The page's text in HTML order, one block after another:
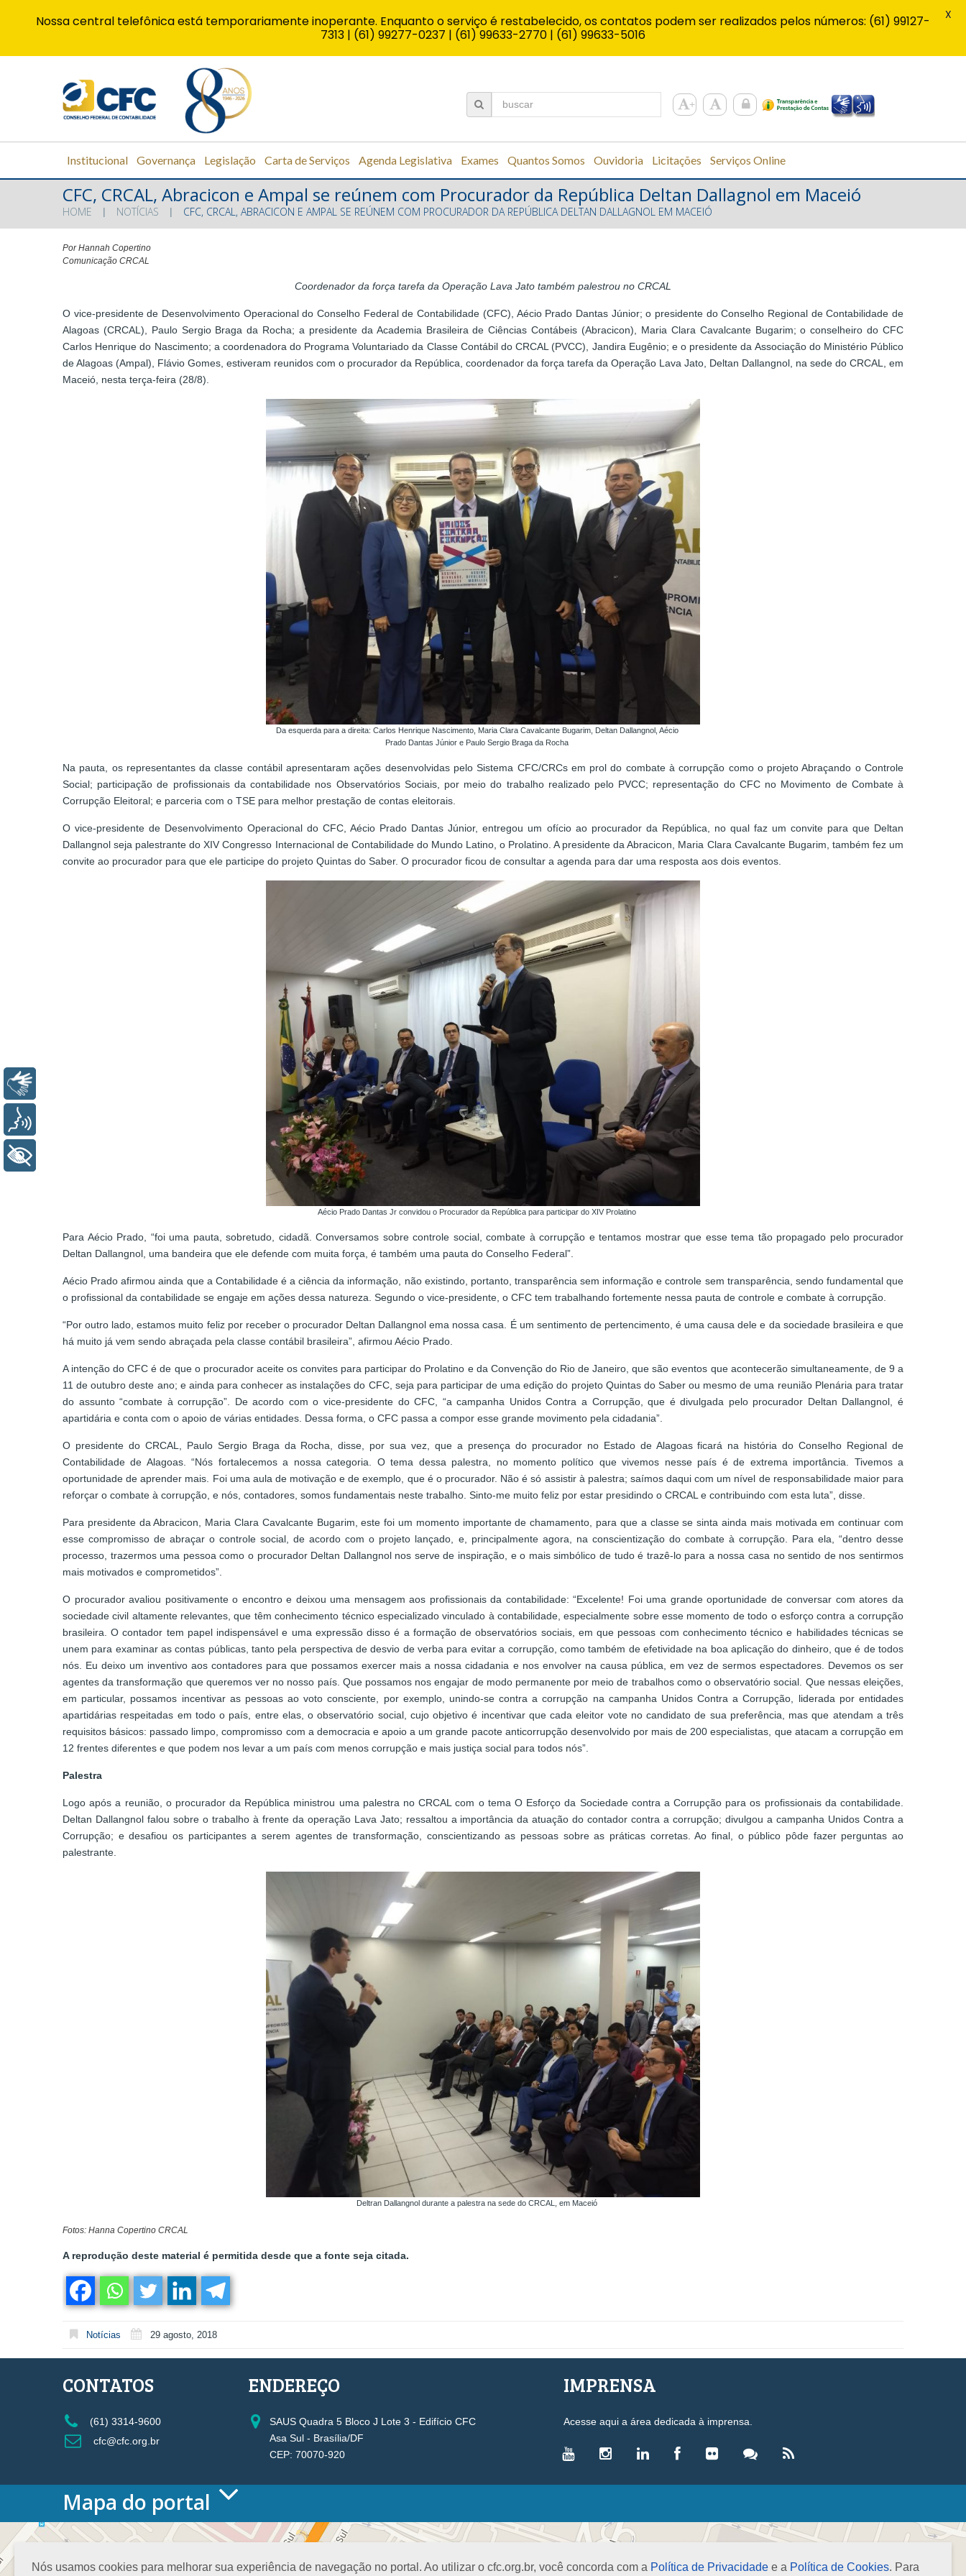
Institucional Governança Legislação Carta de Serviços Agenda Legislativa Exames Quantos Somos Ouvidoria Licitações Serviços Online
CFC, CRCAL, Abracicon e Ampal se reúnem com Procurador da República Deltan Dallagnol em Maceió
HOME NOTÍCIAS CFC, CRCAL, ABRACICON E AMPAL SE REÚNEM COM PROCURADOR DA REPÚBLICA DELTAN DALLAGNOL EM MACEIÓ
Por Hannah Copertino
Comunicação CRCAL
Coordenador da força tarefa da Operação Lava Jato também palestrou no CRCAL
O vice-presidente de Desenvolvimento Operacional do Conselho Federal de Contabilidade (CFC), Aécio Prado Dantas Júnior; o presidente do Conselho Regional de Contabilidade de
Alagoas (CRCAL), Paulo Sergio Braga da Rocha; a presidente da Academia Brasileira de Ciências Contábeis (Abracicon), Maria Clara Cavalcante Bugarim; o conselheiro do CFC
Carlos Henrique do Nascimento; a coordenadora do Programa Voluntariado da Classe Contábil do CRCAL (PVCC), Jandira Eugênio; e o presidente da Associação do Ministério Público
de Alagoas (Ampal), Flávio Gomes, estiveram reunidos com o procurador da República, coordenador da força tarefa da Operação Lava Jato, Deltan Dallangnol, na sede do CRCAL, em
Maceió, nesta terça-feira (28/8).
Da esquerda para a direita: Carlos Henrique Nascimento, Maria Clara Cavalcante Bugarim, Deltan Dallangnol, Aécio
Prado Dantas Júnior e Paulo Sergio Braga da Rocha
Na pauta, os representantes da classe contábil apresentaram ações desenvolvidas pelo Sistema CFC/CRCs em prol do combate à corrupção como o projeto Abraçando o Controle
Social; participação de profissionais da contabilidade nos Observatórios Sociais, por meio do trabalho realizado pelo PVCC; representação do CFC no Movimento de Combate à
Corrupção Eleitoral; e parceria com o TSE para melhor prestação de contas eleitorais.
O vice-presidente de Desenvolvimento Operacional do CFC, Aécio Prado Dantas Júnior, entregou um ofício ao procurador da República, no qual faz um convite para que Deltan
Dallangnol seja palestrante do XIV Congresso Internacional de Contabilidade do Mundo Latino, o Prolatino. A presidente da Abracicon, Maria Clara Cavalcante Bugarim, também fez um
convite ao procurador para que ele participe do projeto Quintas do Saber. O procurador ficou de consultar a agenda para dar uma resposta aos dois eventos.
Aécio Prado Dantas Jr convidou o Procurador da República para participar do XIV Prolatino
Para Aécio Prado, “foi uma pauta, sobretudo, cidadã. Conversamos sobre controle social, combate à corrupção e tentamos mostrar que esse tema tão propagado pelo procurador
Deltan Dallangnol, uma bandeira que ele defende com muita força, é também uma pauta do Conselho Federal”.
Aécio Prado afirmou ainda que a Contabilidade é a ciência da informação, não existindo, portanto, transparência sem informação e controle sem transparência, sendo fundamental que
o profissional da contabilidade se engaje em ações dessa natureza. Segundo o vice-presidente, o CFC tem trabalhando fortemente nessa pauta de controle e combate à corrupção.
“Por outro lado, estamos muito feliz por receber o procurador Deltan Dallangnol ema nossa casa. É um sentimento de pertencimento, é uma causa dele e da sociedade brasileira e que
há muito já vem sendo abraçada pela classe contábil brasileira”, afirmou Aécio Prado.
A intenção do CFC é de que o procurador aceite os convites para participar do Prolatino e da Convenção do Rio de Janeiro, que são eventos que acontecerão simultaneamente, de 9 a
11 de outubro deste ano; e ainda para conhecer as instalações do CFC, seja para participar de uma edição do projeto Quintas do Saber ou mesmo de uma reunião Plenária para tratar
do assunto “combate à corrupção”. De acordo com o vice-presidente do CFC, “a campanha Unidos Contra a Corrupção, que é divulgada pelo procurador Deltan Dallangnol, é
apartidária e conta com o apoio de várias entidades. Dessa forma, o CFC passa a compor esse grande movimento pela cidadania”.
O presidente do CRCAL, Paulo Sergio Braga da Rocha, disse, por sua vez, que a presença do procurador no Estado de Alagoas ficará na história do Conselho Regional de
Contabilidade de Alagoas. “Nós fortalecemos a nossa categoria. O tema dessa palestra, no momento político que vivemos nesse país é de extrema importância. Tivemos a
oportunidade de aprender mais. Foi uma aula de motivação e de exemplo, que é o procurador. Não é só assistir à palestra; saímos daqui com um nível de responsabilidade maior para
reforçar o combate à corrupção, e nós, contadores, somos fundamentais neste trabalho. Sinto-me muito feliz por estar presidindo o CRCAL e contribuindo com esta luta”, disse.
Para presidente da Abracicon, Maria Clara Cavalcante Bugarim, este foi um momento importante de chamamento, para que a classe se sinta ainda mais motivada em continuar com
esse compromisso de abraçar o controle social, de acordo com o projeto lançado, e, principalmente agora, na conscientização do combate à corrupção. Para ela, “dentro desse
processo, trazermos uma pessoa como o procurador Deltan Dallangnol nos serve de inspiração, e o mais simbólico de tudo é trazê-lo para a nossa casa no sentido de nos sentirmos
mais motivados e comprometidos”.
O procurador avaliou positivamente o encontro e deixou uma mensagem aos profissionais da contabilidade: “Excelente! Foi uma grande oportunidade de conversar com atores da
sociedade civil altamente relevantes, que têm conhecimento técnico especializado vinculado à contabilidade, especialmente sobre esse momento de todo o esforço contra a corrupção
brasileira. O contador tem papel indispensável e uma expressão disso é a formação de observatórios sociais, em que pessoas com conhecimento técnico e habilidades técnicas se
unem para examinar as contas públicas, tanto pela perspectiva de desvio de verba para evitar a corrupção, como também de efetividade na boa aplicação do dinheiro, que é de todos
nós. Eu deixo um inventivo aos contadores para que possamos exercer mais a nossa cidadania e nos envolver na causa pública, em vez de sermos espectadores. Devemos os ser
agentes da transformação que queremos ver no nosso país. Que possamos nos engajar de modo permanente por meio de trabalhos como o observatório social. Que nessas eleições,
em particular, possamos incentivar as pessoas ao voto consciente, por exemplo, unindo-se contra a corrupção na campanha Unidos Contra a Corrupção, liderada por entidades
apartidárias respeitadas em todo o país, entre elas, o observatório social, cujo objetivo é incentivar que cada eleitor vote no candidato de sua preferência, mas que atendam a três
requisitos básicos: passado limpo, compromisso com a democracia e apoio a um grande pacote anticorrupção desenvolvido por mais de 200 especialistas, que atacam a corrupção em
12 frentes diferentes e que podem nos levar a um país com menos corrupção e mais justiça social para todos nós”.
Palestra
Logo após a reunião, o procurador da República ministrou uma palestra no CRCAL com o tema O Esforço da Sociedade contra a Corrupção para os profissionais da contabilidade.
Deltan Dallangnol falou sobre o trabalho à frente da operação Lava Jato; ressaltou a importância da atuação do contador contra a corrupção; divulgou a campanha Unidos Contra a
Corrupção; e desafiou os participantes a serem agentes de transformação, conscientizando as pessoas sobre as práticas corretas. Ao final, o público pôde fazer perguntas ao
palestrante.
Deltran Dallangnol durante a palestra na sede do CRCAL, em Maceió
Fotos: Hanna Copertino CRCAL
A reprodução deste material é permitida desde que a fonte seja citada.
Notícias 29 agosto, 2018
Nós usamos cookies para melhorar sua experiência de navegação no portal. Ao utilizar o cfc.org.br, você concorda com a Política de Privacidade e a Política de Cookies. Para
CONTATOS
(61) 3314-9600
cfc@cfc.org.br
ENDEREÇO
SAUS Quadra 5 Bloco J Lote 3 - Edifício CFC
Asa Sul - Brasília/DF
CEP: 70070-920
IMPRENSA
Acesse aqui a área dedicada à imprensa.
Mapa do portal
HOME
O CONSELHO
Conselho Diretor
VICE-PRESIDÊNCIAS
Administrativa
Controle Interno
LEGISLAÇÃO
Leis
Decretos-Lei
Nossa central telefônica está temporariamente inoperante. Enquanto o serviço é restabelecido, os contatos podem ser realizados pelos números: (61) 99127-
7313 | (61) 99277-0237 | (61) 99633-2770 | (61) 99633-5016
X